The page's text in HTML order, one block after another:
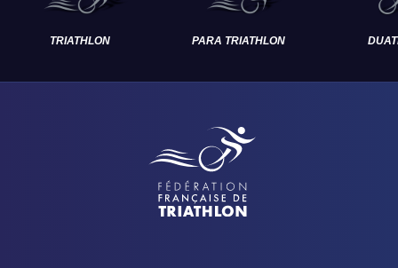
TRIATHLON PARA TRIATHLON